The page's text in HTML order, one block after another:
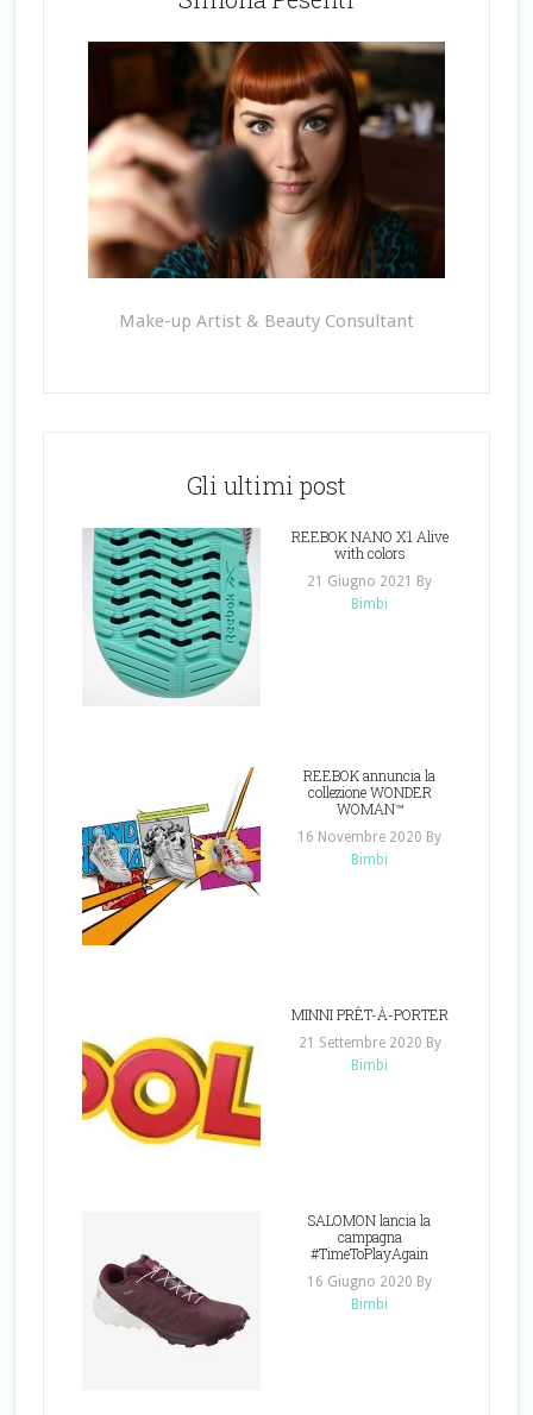
Make-up Artist & Beauty Consultant
Gli ultimi post
REEBOK NANO X1 Alive
with colors
21 Giugno 2021 By
Bimbi
REEBOK annuncia la
collezione WONDER
WOMAN™
16 Novembre 2020 By
Bimbi
MINNI PRÊT-À-PORTER
21 Settembre 2020 By
Bimbi
SALOMON lancia la
campagna
#TimeToPlayAgain
16 Giugno 2020 By
Bimbi